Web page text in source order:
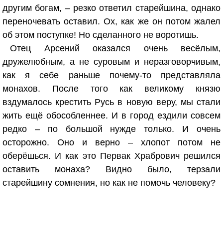
другим богам, – резко ответил старейшина, однако
переночевать оставил. Ох, как же он потом жалел
об этом поступке! Но сделанного не воротишь.
Отец Арсений оказался очень весёлым,
дружелюбным, а не суровым и неразговорчивым,
как я себе раньше почему-то представляла
монахов. После того как великому князю
вздумалось крестить Русь в новую веру, мы стали
жить ещё обособленнее. И в город ездили совсем
редко – по большой нужде только. И очень
осторожно. Оно и верно – хлопот потом не
оберёшься. И как это Первак Храбрович решился
оставить монаха? Видно было, терзали
старейшину сомнения, но как не помочь человеку?